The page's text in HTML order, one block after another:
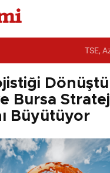
TSE,
Bursa
Büyütüyor